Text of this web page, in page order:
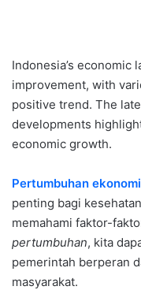
Indonesia’s economic
improvement, with
positive trend. The
developments
economic growth.
Pertumbuhan ekonomi
penting bagi kesehatan
memahami faktor-
pertumbuhan, kita
pemerintah berperan
masyarakat.